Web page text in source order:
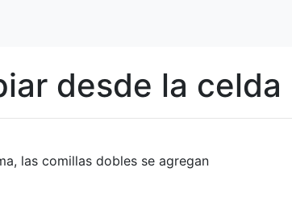
desde la celda
las comillas dobles se agregan